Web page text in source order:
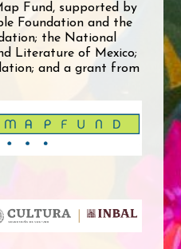
Fund, supported by
Foundation and the
the National
Literature of Mexico;
and a grant from